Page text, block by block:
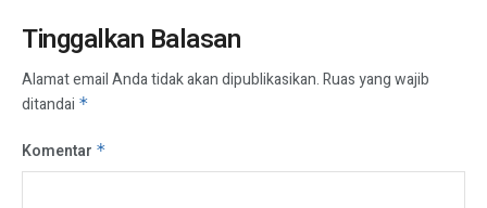
Tinggalkan Balasan
Alamat email Anda tidak akan dipublikasikan.Ruas yang wajib
ditandai *
Komentar *